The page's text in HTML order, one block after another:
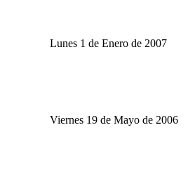
Lunes 1 de Enero de 2007
Viernes 19 de Mayo de 2006